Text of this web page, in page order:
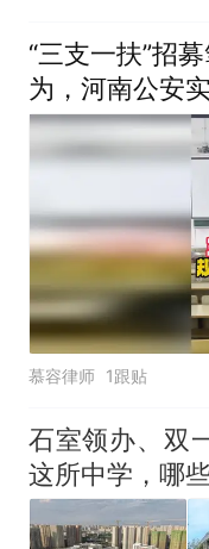
“三支一扶”招
为，河南公安
慕容律师 1跟贴
石室领办、双
这所中学，哪